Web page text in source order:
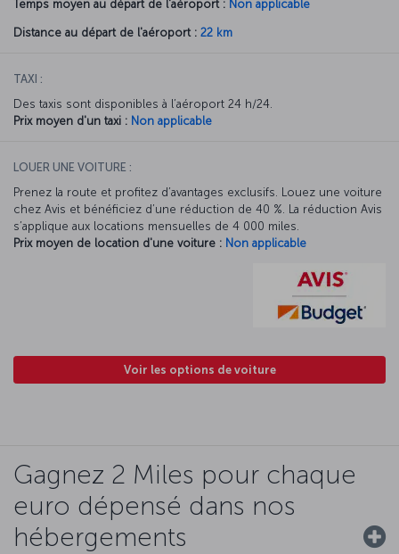
Temps moyen au départ de l'aéroport : Non applicable
Distance au départ de l'aéroport : 22 km
TAXI :
Des taxis sont disponibles à l’aéroport 24 h/24.
Prix moyen d'un taxi : Non applicable
LOUER UNE VOITURE :
Prenez la route et profitez d’avantages exclusifs. Louez une voiture
chez Avis et bénéficiez d’une réduction de 40 %. La réduction Avis
s’applique aux locations mensuelles de 4 000 miles.
Prix moyen de location d'une voiture : Non applicable
Voir les options de voiture
Gagnez 2 Miles pour chaque
euro dépensé dans nos
hébergements